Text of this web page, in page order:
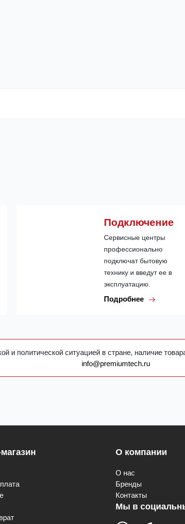
Подключение
Сервисные центры
профессионально
подключат бытовую
технику и введут ее в
эксплуатацию.
Подробнее
и политической ситуацией в стране, наличие
info@premiumtech.ru
О компании
О нас
Бренды
Контакты
Мы в